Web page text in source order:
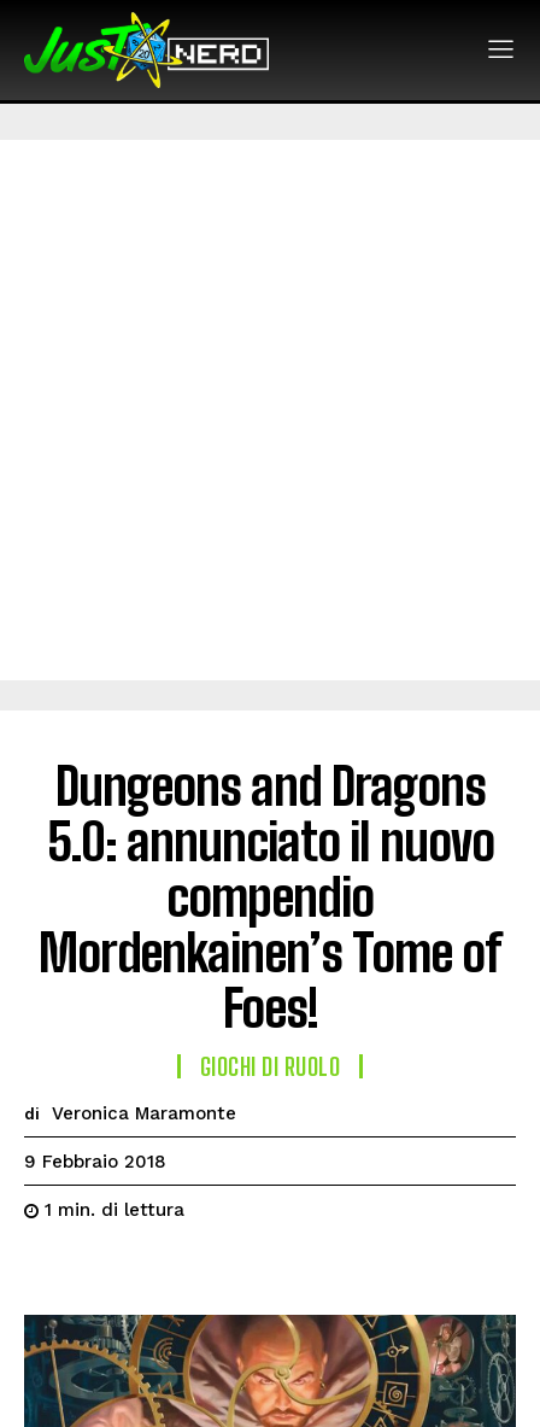
Dungeons and Dragons
5.0: annunciato il nuovo
compendio
Mordenkainen’s Tome of
Foes!
GIOCHI DI RUOLO
di Veronica Maramonte
9 Febbraio 2018
1 min. di lettura